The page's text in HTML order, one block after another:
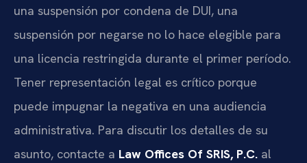
una suspensión por condena de DUI, una
suspensión por negarse no lo hace elegible para
una licencia restringida durante el primer período.
Tener representación legal es crítico porque
puede impugnar la negativa en una audiencia
administrativa. Para discutir los detalles de su
asunto, contacte a Law Offices Of SRIS, P.C. al